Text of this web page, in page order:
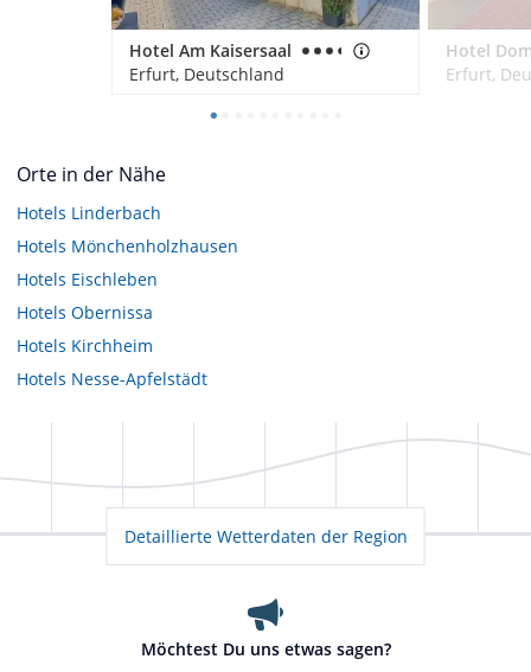
Hotel Am Kaisersaal
Erfurt, Deutschland
Hotel
Erfurt,
Orte in der Nähe
Hotels Linderbach
Hotels Mönchenholzhausen
Hotels Eischleben
Hotels Obernissa
Hotels Kirchheim
Hotels Nesse-Apfelstädt
Detaillierte Wetterdaten der Region
Möchtest Du uns etwas sagen?